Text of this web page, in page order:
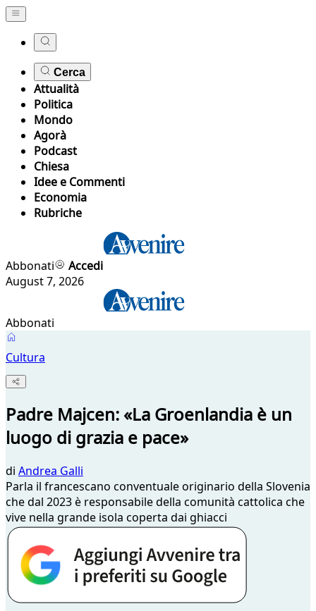
Cerca
Attualità
Politica
Mondo
Agorà
Podcast
Chiesa
Idee e Commenti
Economia
Rubriche
Abbonati
Accedi
August 7, 2026
Abbonati
Cultura
Padre Majcen: «La Groenlandia è un
luogo di grazia e pace»
di Andrea Galli
Parla il francescano conventuale originario della Slovenia
che dal 2023 è responsabile della comunità cattolica che
vive nella grande isola coperta dai ghiacci